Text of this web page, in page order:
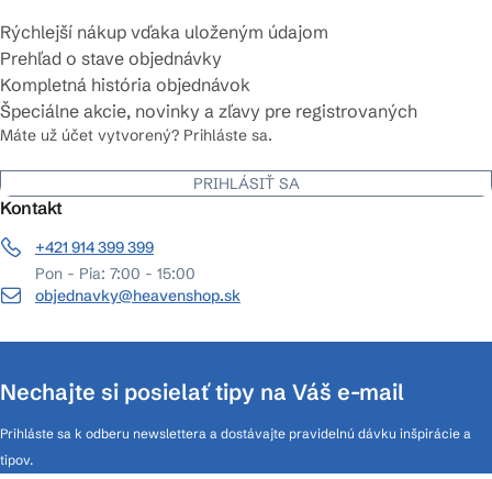
Rýchlejší nákup vďaka uloženým údajom
Prehľad o stave objednávky
Kompletná história objednávok
Špeciálne akcie, novinky a zľavy pre registrovaných
Máte už účet vytvorený? Prihláste sa.
PRIHLÁSIŤ SA
Kontakt
+421 914 399 399
Pon - Pia: 7:00 - 15:00
objednavky@heavenshop.sk
Nechajte si posielať tipy na Váš e-mail
Prihláste sa k odberu newslettera a dostávajte pravidelnú dávku inšpirácie a
tipov.